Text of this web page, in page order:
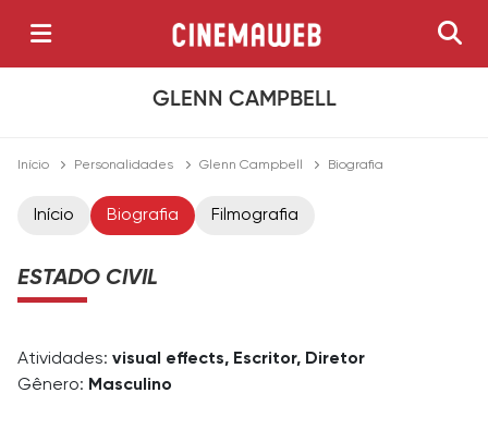
GLENN CAMPBELL
Início Personalidades Glenn Campbell Biografia
Início Biografia Filmografia
ESTADO CIVIL
Atividades: visual effects, Escritor, Diretor
Gênero: Masculino